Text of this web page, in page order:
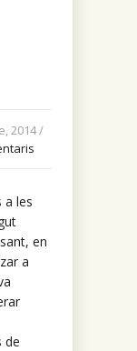
2014 /
a les
en
a
de